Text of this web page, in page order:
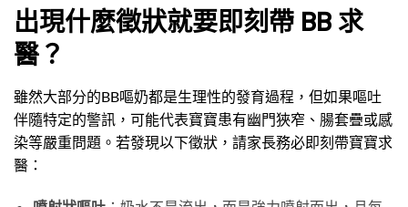
出現什麼徵狀就要即刻帶 BB 求
醫？
雖然大部分的BB嘔奶都是生理性的發育過程，但如果嘔吐
伴隨特定的警訊，可能代表寶寶患有幽門狹窄、腸套疊或感
染等嚴重問題。若發現以下徵狀，請家長務必即刻帶寶寶求
醫：